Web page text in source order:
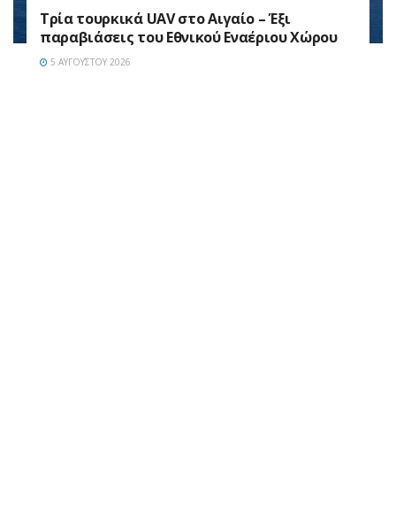
Τρία τουρκικά UAV στο Αιγαίο – Έξι
παραβιάσεις του Εθνικού Εναέριου Χώρου
5 ΑΥΓΟΎΣΤΟΥ 2026